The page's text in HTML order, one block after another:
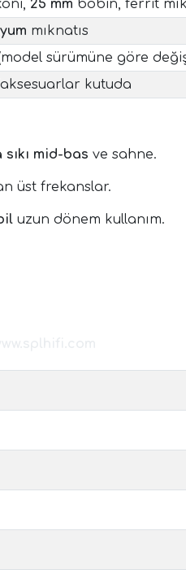
25 mm bobin, ferrit
mıknatıs
sürümüne göre
kutuda
sıkı mid-bas ve sahne.
üst frekanslar.
uzun dönem kullanım.